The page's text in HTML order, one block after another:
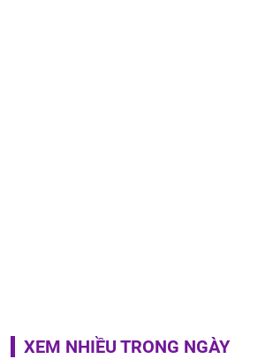
XEM NHIỀU TRONG NGÀY